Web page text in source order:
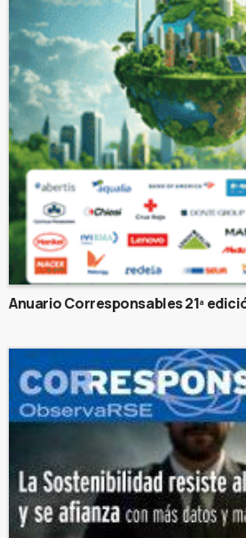
Anuario Corresponsables 21ª